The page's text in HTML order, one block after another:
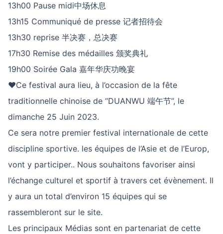
13h00 Pause midi中场休息
13h15 Communiqué de presse 记者招待会
13h30 reprise 半决赛，总决赛
17h30 Remise des médailles 颁奖典礼
19h00 Soirée Gala 嘉年华庆功晚宴
♥Ce festival aura lieu, à l’occasion de la fête
traditionnelle chinoise de “DUANWU 端午节”, le
dimanche 25 Juin 2023.
Ce sera notre premier festival internationale de cette
discipline sportive. les équipes de l’Asie et de l’Europ,
vont y participer.. Nous souhaitons favoriser ainsi
l’échange culturel et sportif à travers cet évènement. Il
y aura un total d’environ 15 équipes qui se
rassembleront sur le site.
Les principaux Médias sont en partenariat de cette